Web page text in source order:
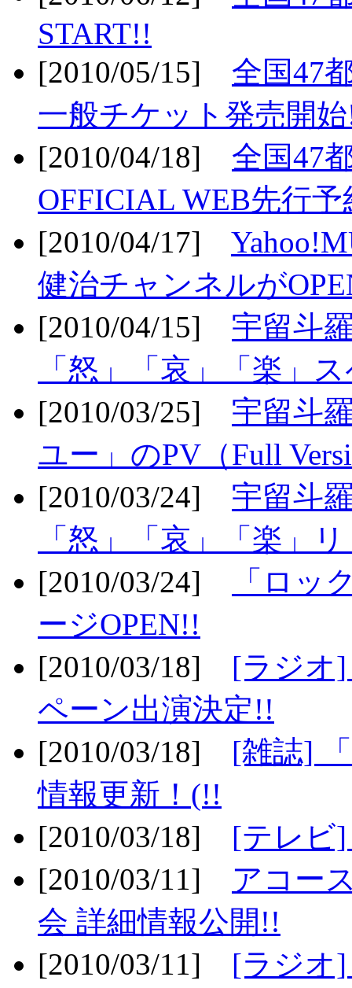
START!!
[2010/05/15] 全国47
一般チケット発売開
[2010/04/18] 全国47
OFFICIAL WEB先行
[2010/04/17]
健治チャンネルが
[2010/04/15] 宇留斗
「怒」「哀」「楽」
[2010/03/25] 宇留斗
ユー」のPV（Full
[2010/03/24] 宇留斗
「怒」「哀」「楽」
[2010/03/24]
「ロッ
ージOPEN!!
[2010/03/18] [ラジオ
ペーン出演決定!!
[2010/03/18] [雑誌]
情報更新！(!!
[2010/03/18] [テレビ
[2010/03/11] アコー
会 詳細情報公開!!
[2010/03/11] [ラジオ